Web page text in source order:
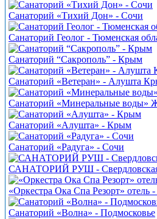
Санаторий «Тихий Дон» - Сочи
Санаторий Геолог - Тюменская
Санаторий “Сакрополь” - Крым
Санаторий «Ветеран» - Алушта
Санаторий «Минеральные воды»
Санаторий «Алушта» - Крым
Санаторий «Радуга» - Сочи
САНАТОРИЙ РУШ - Свердловская
«Оркестра Ока Спа Резорт» отель
Санаторий «Волна» - Подмосковье